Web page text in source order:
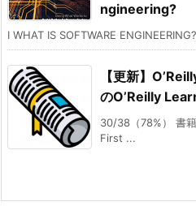
ngineering?
I WHAT IS SOFTWARE
【更新】
のO’Reilly
30/38（78%） 書
First ...